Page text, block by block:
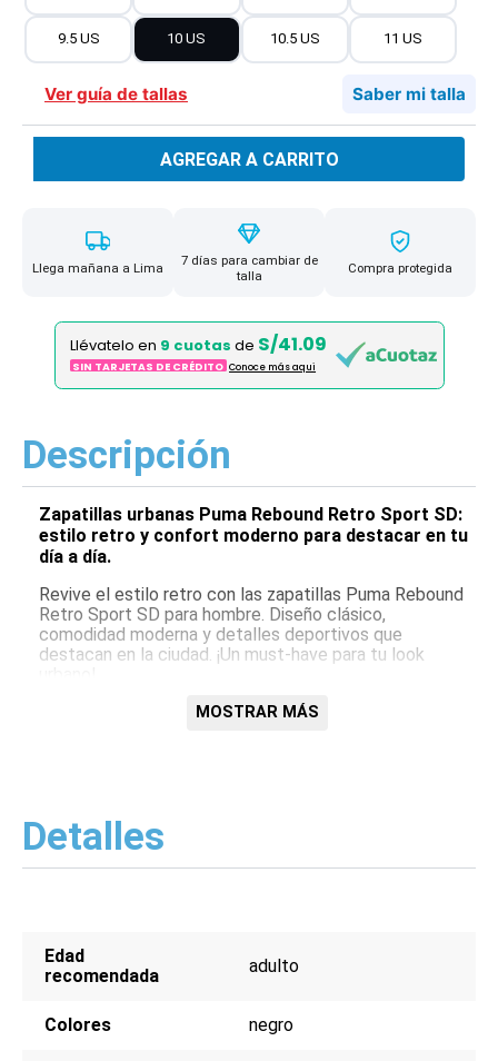
9.5 US 10 US 10.5 US 11 US
Ver guía de tallas Saber mi talla
AGREGAR A CARRITO
Llega mañana a Lima
7 días para cambiar de
talla
Compra protegida
Llévatelo en 9 cuotas de S/41.09
SIN TARJETAS DE CRÉDITO Conoce más aqui
Descripción
Zapatillas urbanas Puma Rebound Retro Sport SD:
estilo retro y confort moderno para destacar en tu
día a día.
Revive el estilo retro con las zapatillas Puma Rebound
Retro Sport SD para hombre. Diseño clásico,
comodidad moderna y detalles deportivos que
destacan en la ciudad. ¡Un must-have para tu look
Materiales duraderos
MOSTRAR MÁS
Detalles
Edad
recomendada
adulto
Colores negro